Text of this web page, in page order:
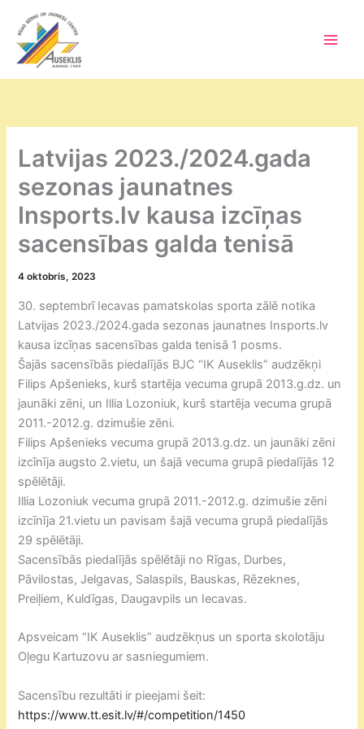
content
Latvijas 2023./2024.gada
sezonas jaunatnes
Insports.lv kausa izcīņas
sacensības galda tenisā
4 oktobris, 2023
30. septembrī Iecavas pamatskolas sporta zālē notika
Latvijas 2023./2024.gada sezonas jaunatnes Insports.lv
kausa izcīņas sacensības galda tenisā 1 posms.
Šajās sacensībās piedalījās BJC “IK Auseklis” audzēkņi
Filips Apšenieks, kurš startēja vecuma grupā 2013.g.dz. un
jaunāki zēni, un Illia Lozoniuk, kurš startēja vecuma grupā
2011.-2012.g. dzimušie zēni.
Filips Apšenieks vecuma grupā 2013.g.dz. un jaunāki zēni
izcīnīja augsto 2.vietu, un šajā vecuma grupā piedalījās 12
spēlētāji.
Illia Lozoniuk vecuma grupā 2011.-2012.g. dzimušie zēni
izcīnīja 21.vietu un pavisam šajā vecuma grupā piedalījās
29 spēlētāji.
Sacensībās piedalījās spēlētāji no Rīgas, Durbes,
Pāvilostas, Jelgavas, Salaspils, Bauskas, Rēzeknes,
Preiļiem, Kuldīgas, Daugavpils un Iecavas.
Apsveicam “IK Auseklis” audzēkņus un sporta skolotāju
Oļegu Kartuzovu ar sasniegumiem.
Sacensību rezultāti ir pieejami šeit:
https://www.tt.esit.lv/#/competition/1450